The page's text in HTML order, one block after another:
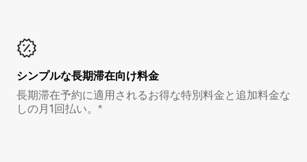
シンプルな長期滞在向け料金
長期滞在予約に適用されるお得な特別料金と追加料金な
しの月1回払い。*